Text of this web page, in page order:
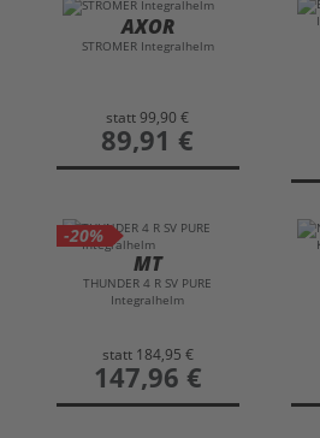
AXOR
STROMER Integralhelm
statt99,90 €
preis
89,91 €
-20%
MT
THUNDER 4 R SV PURE
Integralhelm
statt 184,95 €
preis
147,96 €